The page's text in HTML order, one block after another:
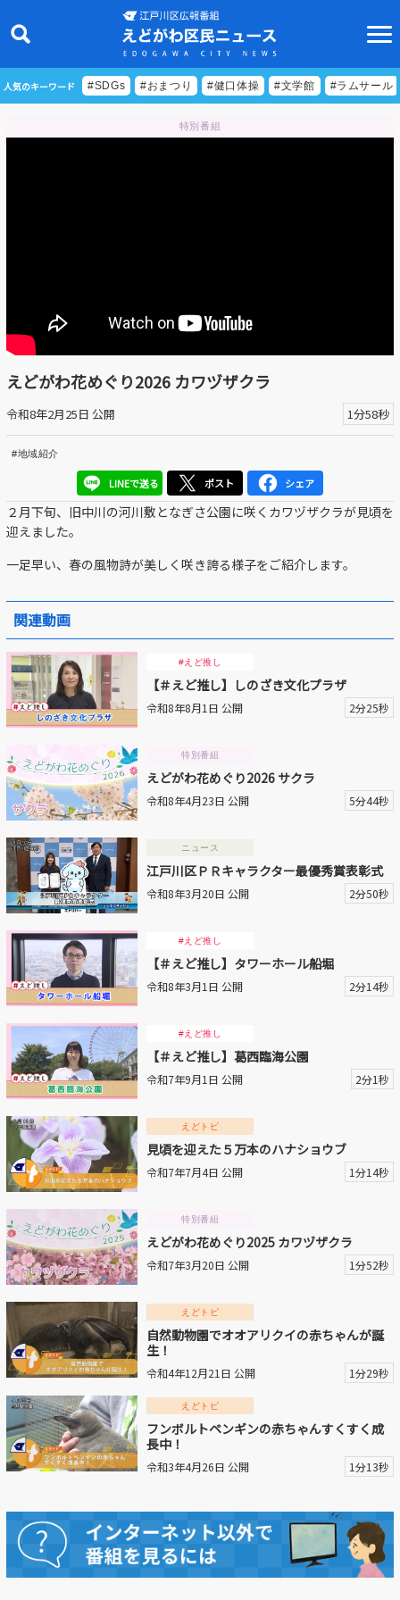
えどトピ
区議会だより
#えど推し
江戸川区でともに暮らそう / Living Together in Edogaw
a City
おうちで動画
Everyone's SDGs ～17のゴールを目指して～
ふるさと散歩
Others
より前 より後
人気のキーワード #SDGs #おまつり #健口体操 #文学館 #ラムサール
特別番組
えどがわ花めぐり2026 カワヅザクラ
令和8年2月25日 公開 1分58秒
#地域紹介
LINEで送る ポスト シェア
２月下旬、旧中川の河川敷となぎさ公園に咲くカワヅザクラが見頃を
迎えました。
一足早い、春の風物詩が美しく咲き誇る様子をご紹介します。
関連動画
#えど推し
【＃えど推し】しのざき文化プラザ
令和8年8月1日 公開 2分25秒
特別番組
えどがわ花めぐり2026 サクラ
令和8年4月23日 公開 5分44秒
ニュース
江戸川区ＰＲキャラクター最優秀賞表彰式
令和8年3月20日 公開 2分50秒
#えど推し
【＃えど推し】タワーホール船堀
令和8年3月1日 公開 2分14秒
#えど推し
【＃えど推し】葛西臨海公園
令和7年9月1日 公開 2分1秒
えどトピ
見頃を迎えた５万本のハナショウブ
令和7年7月4日 公開 1分14秒
特別番組
えどがわ花めぐり2025 カワヅザクラ
令和7年3月20日 公開 1分52秒
えどトピ
自然動物園でオオアリクイの赤ちゃんが誕
生！
令和4年12月21日 公開 1分29秒
えどトピ
フンボルトペンギンの赤ちゃんすくすく成
長中！
令和3年4月26日 公開 1分13秒